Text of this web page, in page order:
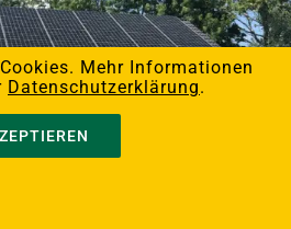
Satteldach eines
Mehr Informationen
Datenschutzerklärung.